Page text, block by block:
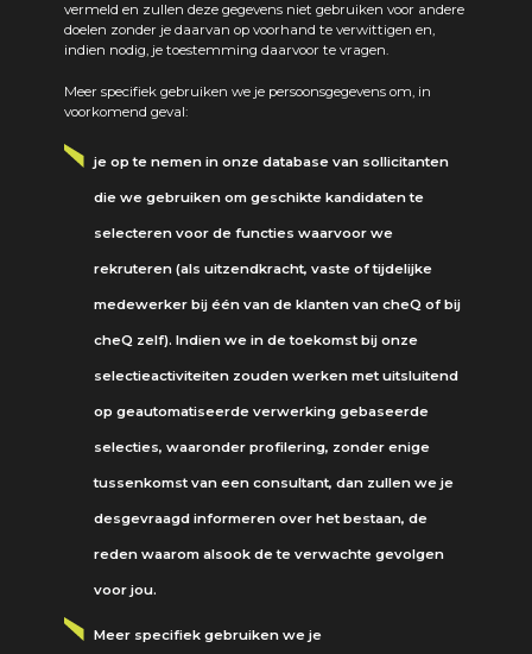
vermeld en zullen deze gegevens niet gebruiken voor andere
doelen zonder je daarvan op voorhand te verwittigen en,
indien nodig, je toestemming daarvoor te vragen.
Meer specifiek gebruiken we je persoonsgegevens om, in
voorkomend geval:
je op te nemen in onze database van sollicitanten
die we gebruiken om geschikte kandidaten te
selecteren voor de functies waarvoor we
rekruteren (als uitzendkracht, vaste of tijdelijke
medewerker bij één van de klanten van cheQ of bij
cheQ zelf). Indien we in de toekomst bij onze
selectieactiviteiten zouden werken met uitsluitend
op geautomatiseerde verwerking gebaseerde
selecties, waaronder profilering, zonder enige
tussenkomst van een consultant, dan zullen we je
desgevraagd informeren over het bestaan, de
reden waarom alsook de te verwachte gevolgen
voor jou.
Meer specifiek gebruiken we je